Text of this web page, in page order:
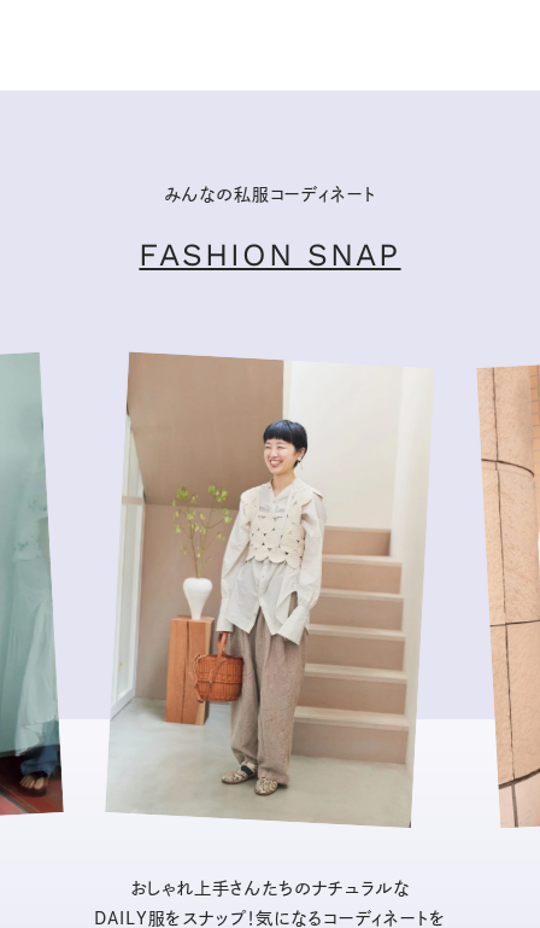
みんなの私服コーディネート
FASHION SNAP
おしゃれ上手さんたちのナチュラルな
DAILY服をスナップ！気になるコーディネートを